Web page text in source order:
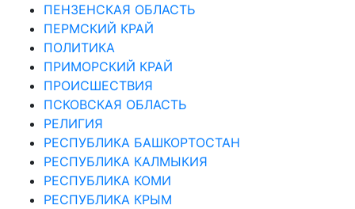
ПЕНЗЕНСКАЯ ОБЛАСТЬ
ПЕРМСКИЙ КРАЙ
ПОЛИТИКА
ПРИМОРСКИЙ КРАЙ
ПРОИСШЕСТВИЯ
ПСКОВСКАЯ ОБЛАСТЬ
РЕЛИГИЯ
РЕСПУБЛИКА БАШКОРТОСТАН
РЕСПУБЛИКА КАЛМЫКИЯ
РЕСПУБЛИКА КОМИ
РЕСПУБЛИКА КРЫМ